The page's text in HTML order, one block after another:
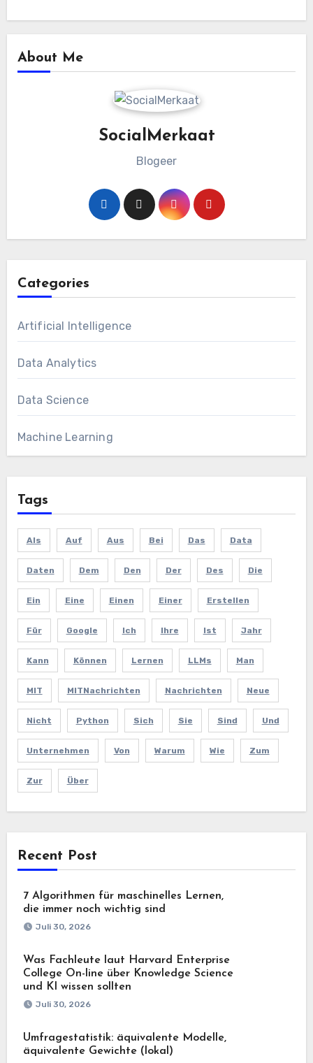
About Me
SocialMerkaat
Blogeer
Categories
Artificial Intelligence
Data Analytics
Data Science
Machine Learning
Tags
Als Auf Aus Bei Das Data
Daten Dem Den Der Des Die
Ein Eine Einen Einer Erstellen
Für Google Ich Ihre Ist Jahr
Kann Können Lernen LLMs Man
MIT MITNachrichten Nachrichten Neue
Nicht Python Sich Sie Sind Und
Unternehmen Von Warum Wie Zum
Zur Über
Recent Post
7 Algorithmen für maschinelles Lernen,
die immer noch wichtig sind
Juli 30, 2026
Was Fachleute laut Harvard Enterprise
College On-line über Knowledge Science
und KI wissen sollten
Juli 30, 2026
Umfragestatistik: äquivalente Modelle,
äquivalente Gewichte (lokal)